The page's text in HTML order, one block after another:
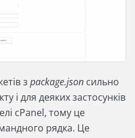
з package.json сильно
і для деяких застосунків
cPanel, тому це
рядка. Це